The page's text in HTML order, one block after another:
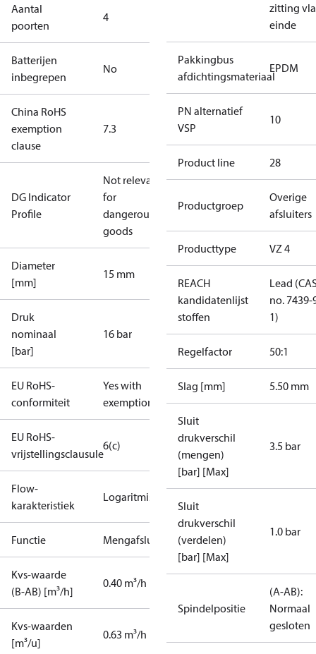
Aantal
poorten
4
Batterijen
inbegrepen
No
China RoHS
exemption
clause
7.3
DG Indicator
Profile
Not relevant
for
dangerous
goods
Diameter
[mm]
15 mm
Druk
nominaal
[bar]
16 bar
EU RoHS-
conformiteit
Yes with
exemptions
EU RoHS-
vrijstellingsclausule
6(c)
Flow-
karakteristiek
Logaritmisch
Functie Mengafsluiter
Kvs-waarde
(B-AB) [m³/h]
0.40 m³/h
Kvs-waarden
[m³/u]
0.63 m³/h
zitting
einde
Pakkingbus
afdichtingsmateriaal
EPDM
PN alternatief
VSP
10
Product line 28
Productgroep
Overige
afsluiters
Producttype VZ 4
REACH
kandidatenlijst
stoffen
Lead
no. 7439-
1)
Regelfactor 50:1
Slag [mm] 5.50 mm
Sluit
drukverschil
(mengen)
[bar] [Max]
3.5 bar
Sluit
drukverschil
(verdelen)
[bar] [Max]
1.0 bar
Spindelpositie
(A-AB):
Normaal
gesloten